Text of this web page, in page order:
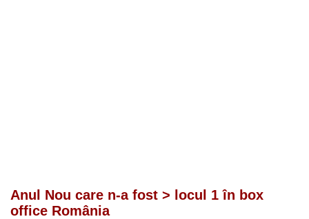
Anul Nou care n-a fost > locul 1 în box
office România